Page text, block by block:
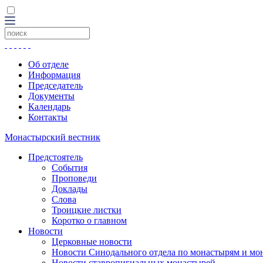
Об отделе
Информация
Председатель
Документы
Календарь
Контакты
Монастырский вестник
Предстоятель
События
Проповеди
Доклады
Слова
Троицкие листки
Коротко о главном
Новости
Церковные новости
Новости Синодального отдела по монастырям и